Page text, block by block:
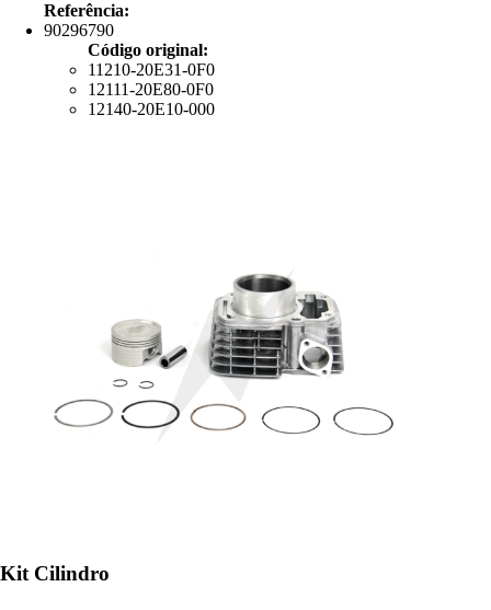
Referência:
90296790
Código original:
11210-20E31-0F0
12111-20E80-0F0
12140-20E10-000
Kit Cilindro